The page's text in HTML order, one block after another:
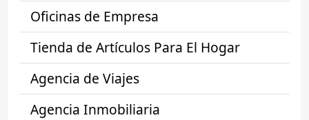
Oficinas de Empresa
Tienda de Artículos Para El Hogar
Agencia de Viajes
Agencia Inmobiliaria